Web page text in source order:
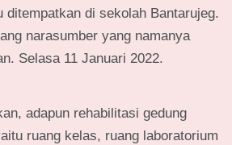
ditempatkan di sekolah Bantarujeg.
narasumber yang namanya
Selasa 11 Januari 2022.
adapun rehabilitasi gedung
ruang kelas, ruang laboratorium